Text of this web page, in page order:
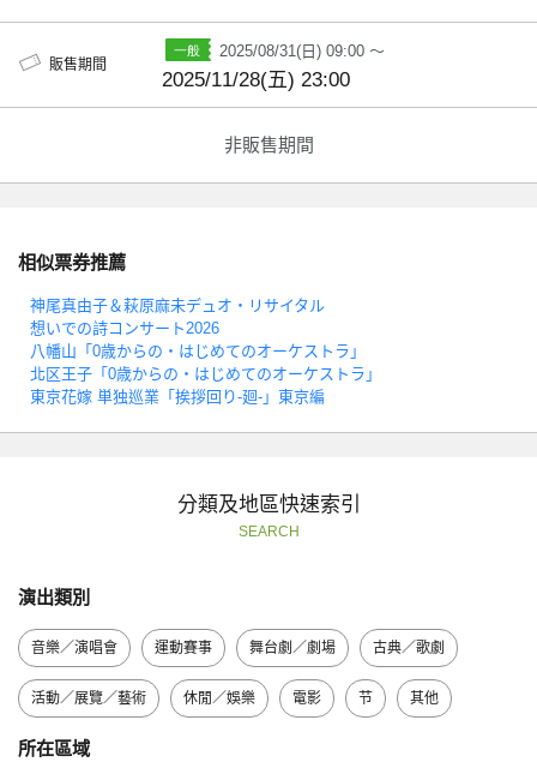
販售期間
2025/08/31(日) 09:00 ～
2025/11/28(五) 23:00
非販售期間
相似票券推薦
神尾真由子＆萩原麻未デュオ・リサイタル
想いでの詩コンサート2026
八幡山「0歳からの・はじめてのオーケストラ」
北区王子「0歳からの・はじめてのオーケストラ」
東京花嫁 単独巡業「挨拶回り-廻-」東京編
分類及地區快速索引
SEARCH
演出類別
音樂／演唱會 運動賽事 舞台劇／劇場 古典／歌劇
活動／展覽／藝術 休閒／娛樂 電影 节 其他
所在區域